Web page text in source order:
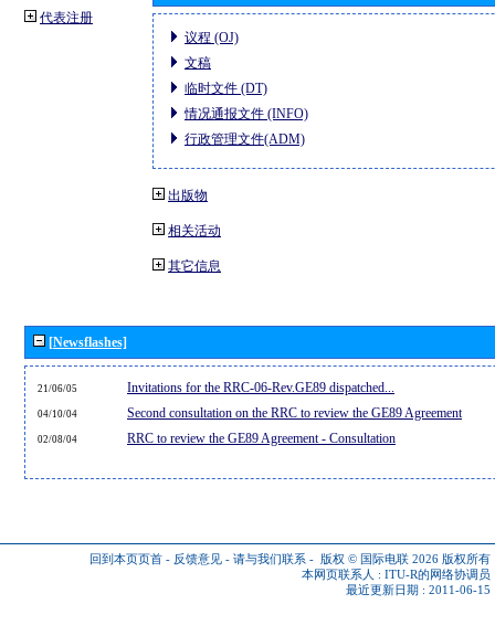
代表注册
议程 (OJ)
文稿
临时文件 (DT)
情况通报文件 (INFO)
行政管理文件(ADM)
出版物
相关活动
其它信息
[Newsflashes]
21/06/05 Invitations for the RRC-06-Rev.GE89 dispatched...
04/10/04 Second consultation on the RRC to review the GE89 Agreement
02/08/04 RRC to review the GE89 Agreement - Consultation
回到本页页首 - 反馈意见 - 请与我们联系 - 版权 © 国际电联 2026 版权所有
本网页联系人 : ITU-R的网络协调员
最近更新日期 : 2011-06-15